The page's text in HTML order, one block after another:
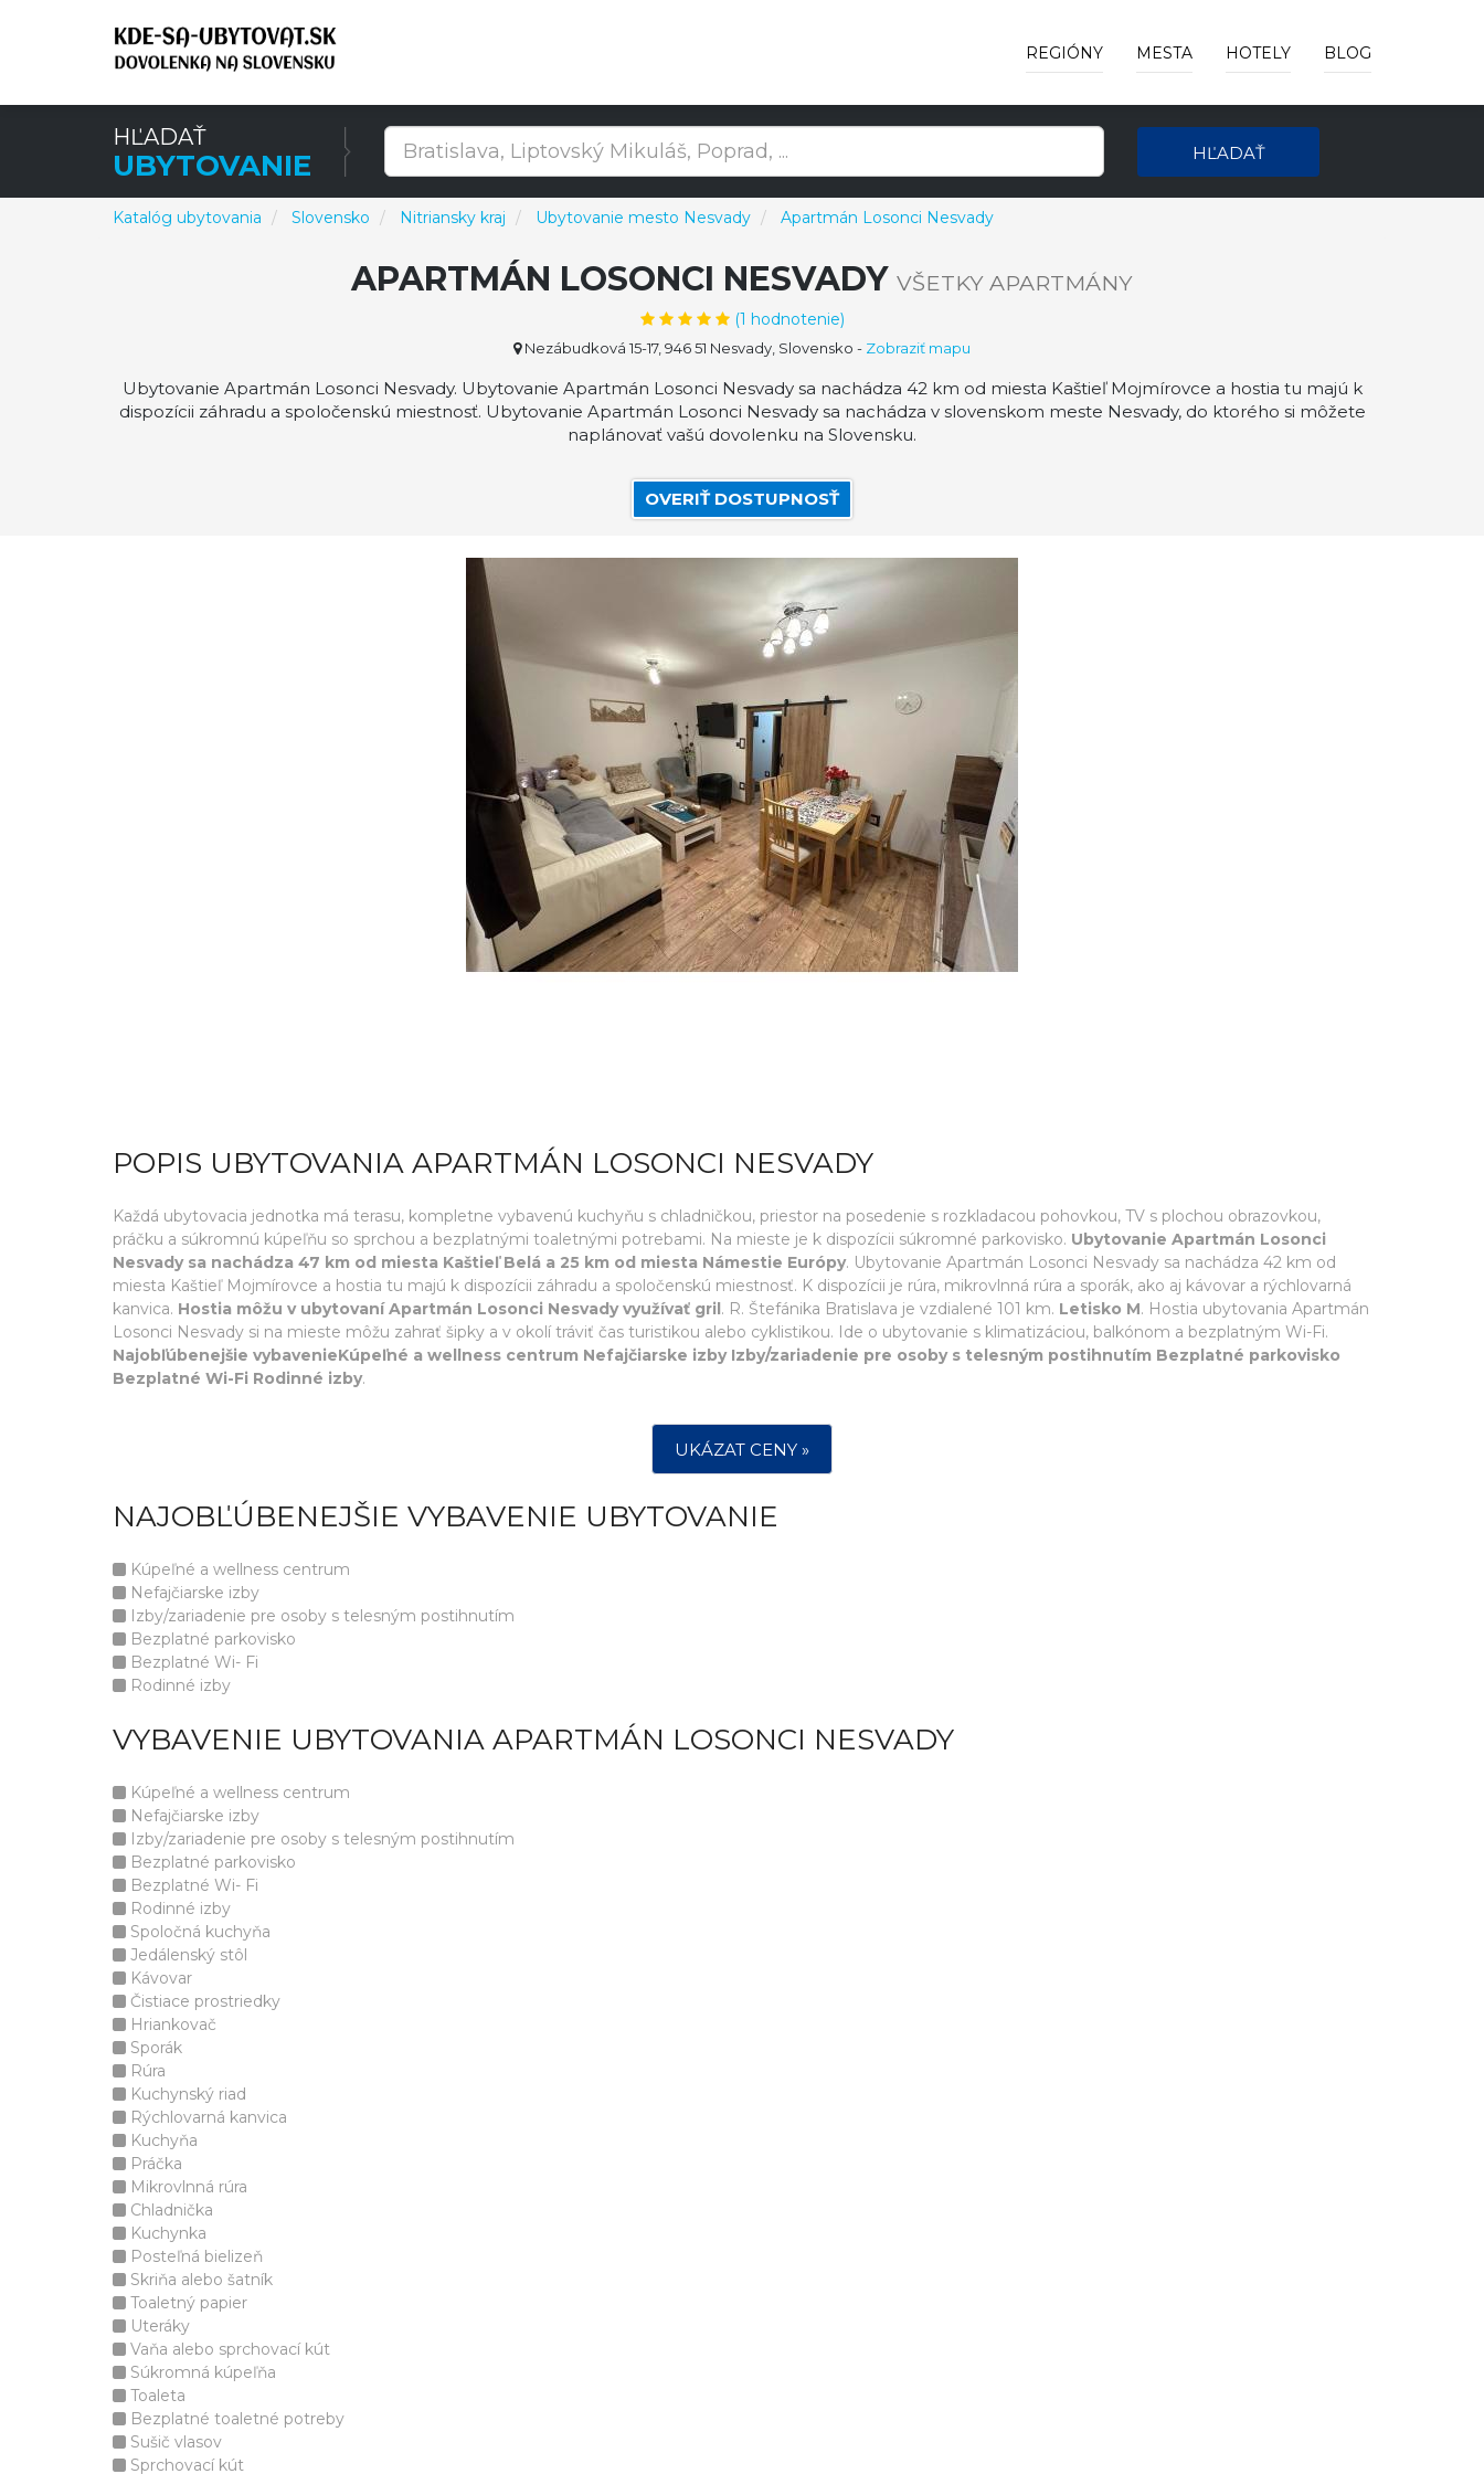
REGIÓNY MESTA HOTELY BLOG
HĽADAŤ
UBYTOVANIE HĽADAŤ
Katalóg ubytovania Slovensko Nitriansky kraj Ubytovanie mesto Nesvady Apartmán Losonci Nesvady
APARTMÁN LOSONCI NESVADY VŠETKY APARTMÁNY
(1 hodnotenie)
Nezábudková 15-17, 946 51 Nesvady, Slovensko - Zobraziť mapu
Ubytovanie Apartmán Losonci Nesvady. Ubytovanie Apartmán Losonci Nesvady sa nachádza 42 km od miesta Kaštieľ Mojmírovce a hostia tu majú k
dispozícii záhradu a spoločenskú miestnosť. Ubytovanie Apartmán Losonci Nesvady sa nachádza v slovenskom meste Nesvady, do ktorého si môžete
naplánovať vašú dovolenku na Slovensku.
OVERIŤ DOSTUPNOSŤ
POPIS UBYTOVANIA APARTMÁN LOSONCI NESVADY
Každá ubytovacia jednotka má terasu, kompletne vybavenú kuchyňu s chladničkou, priestor na posedenie s rozkladacou pohovkou, TV s plochou obrazovkou,
práčku a súkromnú kúpeľňu so sprchou a bezplatnými toaletnými potrebami. Na mieste je k dispozícii súkromné parkovisko. Ubytovanie Apartmán Losonci
Nesvady sa nachádza 47 km od miesta Kaštieľ Belá a 25 km od miesta Námestie Európy. Ubytovanie Apartmán Losonci Nesvady sa nachádza 42 km od
miesta Kaštieľ Mojmírovce a hostia tu majú k dispozícii záhradu a spoločenskú miestnosť. K dispozícii je rúra, mikrovlnná rúra a sporák, ako aj kávovar a rýchlovarná
kanvica. Hostia môžu v ubytovaní Apartmán Losonci Nesvady využívať gril. R. Štefánika Bratislava je vzdialené 101 km. Letisko M. Hostia ubytovania Apartmán
Losonci Nesvady si na mieste môžu zahrať šipky a v okolí tráviť čas turistikou alebo cyklistikou. Ide o ubytovanie s klimatizáciou, balkónom a bezplatným Wi-Fi.
Najobľúbenejšie vybavenieKúpeľné a wellness centrum Nefajčiarske izby Izby/zariadenie pre osoby s telesným postihnutím Bezplatné parkovisko
Bezplatné Wi-Fi Rodinné izby.
UKÁZAT CENY »
NAJOBĽÚBENEJŠIE VYBAVENIE UBYTOVANIE
Kúpeľné a wellness centrum
Nefajčiarske izby
Izby/zariadenie pre osoby s telesným postihnutím
Bezplatné parkovisko
Bezplatné Wi- Fi
Rodinné izby
VYBAVENIE UBYTOVANIA APARTMÁN LOSONCI NESVADY
Kúpeľné a wellness centrum
Nefajčiarske izby
Izby/zariadenie pre osoby s telesným postihnutím
Bezplatné parkovisko
Bezplatné Wi- Fi
Rodinné izby
Spoločná kuchyňa
Jedálenský stôl
Kávovar
Čistiace prostriedky
Hriankovač
Sporák
Rúra
Kuchynský riad
Rýchlovarná kanvica
Kuchyňa
Práčka
Mikrovlnná rúra
Chladnička
Kuchynka
Posteľná bielizeň
Skriňa alebo šatník
Toaletný papier
Uteráky
Vaňa alebo sprchovací kút
Súkromná kúpeľňa
Toaleta
Bezplatné toaletné potreby
Sušič vlasov
Sprchovací kút